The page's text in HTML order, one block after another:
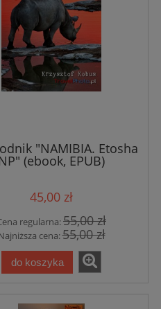
"NAMIBIA. Etosha
(ebook, EPUB)
45,00 zł
regularna:55,00 zł
cena:55,00 zł
do koszyka